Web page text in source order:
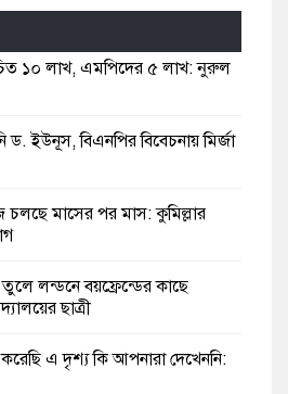
১০ লাখ, এমপিদের ৫ লাখ: নুরুল
ড. ইউনূস, বিএনপির বিবেচনায় মির্জা
মাসের পর মাস: কুমিল্লার
লন্ডনে বয়ফ্রেন্ডের কাছে
ছাত্রী
করেছি এ দৃশ্য কি আপনারা দেখেননি: